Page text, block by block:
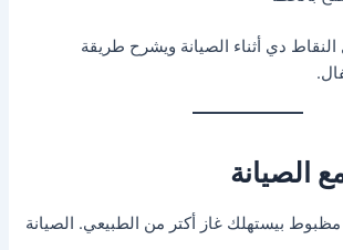
دي أثناء الصيانة ويشرح طريقة
الصيانة
بيستهلك غاز أكتر من الطبيعي. الصيانة